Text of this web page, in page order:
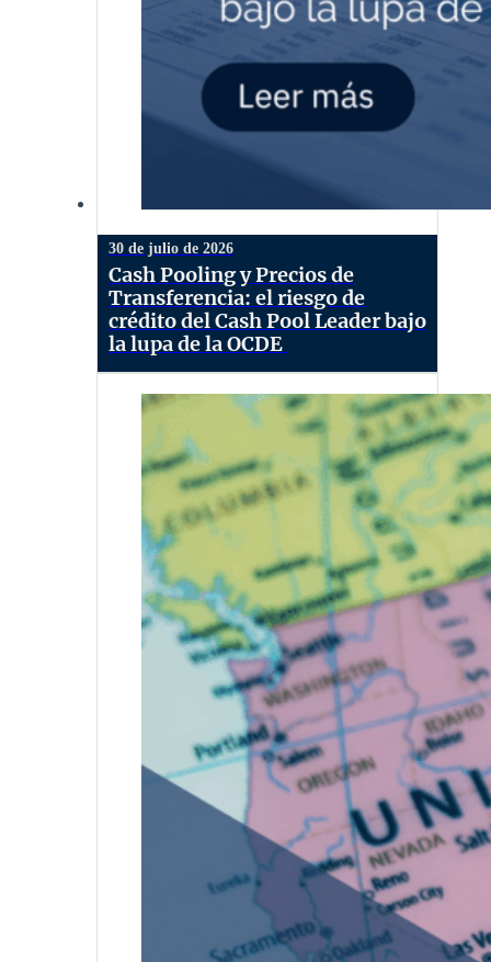
30 de julio de 2026
Cash Pooling y Precios de
Transferencia: el riesgo de
crédito del Cash Pool Leader bajo
la lupa de la OCDE